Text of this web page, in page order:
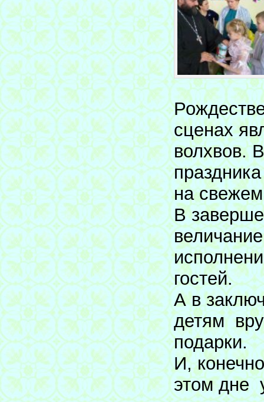
сценах
волхвов.
на
В
гостей.
А в
детям
подарки.
И,
этом дне